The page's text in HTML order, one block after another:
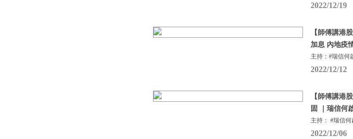
2022/12/19
【師傅講港
加息 內地疫
主持：#瑞信何
2022/12/12
【師傅講港
固 ｜瑞信何
主持： #瑞信
2022/12/06